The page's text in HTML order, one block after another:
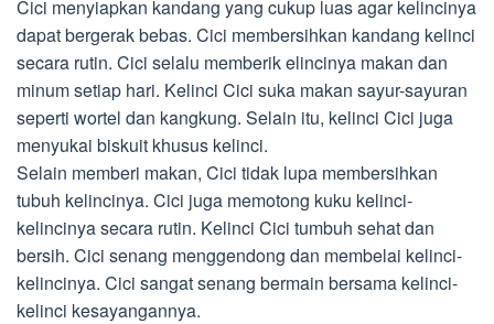
Cici menyiapkan kandang yang cukup luas agar kelincinya
dapat bergerak bebas. Cici membersihkan kandang kelinci
secara rutin. Cici selalu memberik elincinya makan dan
minum setiap hari. Kelinci Cici suka makan sayur-sayuran
seperti wortel dan kangkung. Selain itu, kelinci Cici juga
menyukai biskuit khusus kelinci.
Selain memberi makan, Cici tidak lupa membersihkan
tubuh kelincinya. Cici juga memotong kuku kelinci-
kelincinya secara rutin. Kelinci Cici tumbuh sehat dan
bersih. Cici senang menggendong dan membelai kelinci-
kelincinya. Cici sangat senang bermain bersama kelinci-
kelinci kesayangannya.